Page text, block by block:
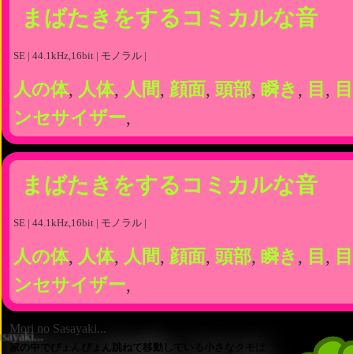
まばたきをするコミカルな音
SE | 44.1kHz,16bit | モノラル |
人の体, 人体, 人間, 顔面, 頭部, 瞬き , 目 ,
ンセサイザー,
まばたきをするコミカルな音
SE | 44.1kHz,16bit | モノラル |
人の体, 人体, 人間, 顔面, 頭部, 瞬き , 目 ,
ンセサイザー,
Mori no Sasayaki...
家の中でぴょんぴょん跳ねて移動している小さなクモは